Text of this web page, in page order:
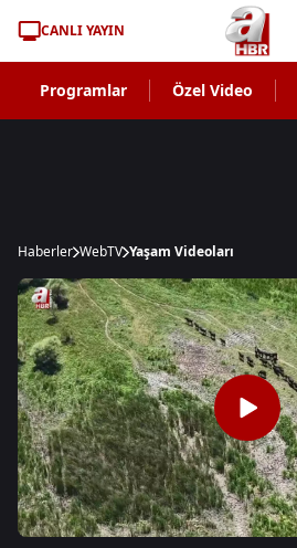
CANLI YAYIN
Programlar Özel Video
Haberler WebTV Yaşam Videoları